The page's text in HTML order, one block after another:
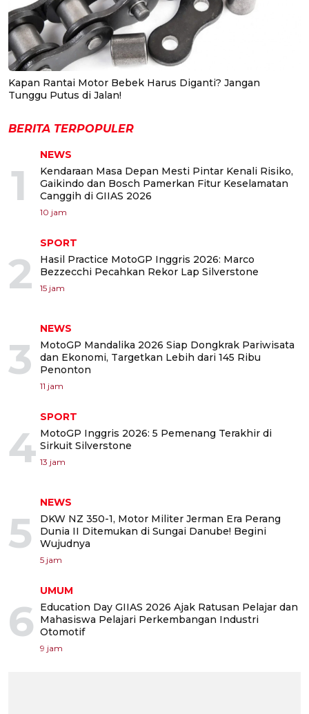
Kapan Rantai Motor Bebek Harus Diganti? Jangan
Tunggu Putus di Jalan!
BERITA TERPOPULER
1
NEWS
Kendaraan Masa Depan Mesti Pintar Kenali Risiko,
Gaikindo dan Bosch Pamerkan Fitur Keselamatan
Canggih di GIIAS 2026
10 jam
2
SPORT
Hasil Practice MotoGP Inggris 2026: Marco
Bezzecchi Pecahkan Rekor Lap Silverstone
15 jam
3
NEWS
MotoGP Mandalika 2026 Siap Dongkrak Pariwisata
dan Ekonomi, Targetkan Lebih dari 145 Ribu
Penonton
11 jam
4
SPORT
MotoGP Inggris 2026: 5 Pemenang Terakhir di
Sirkuit Silverstone
13 jam
5
NEWS
DKW NZ 350-1, Motor Militer Jerman Era Perang
Dunia II Ditemukan di Sungai Danube! Begini
Wujudnya
5 jam
6
UMUM
Education Day GIIAS 2026 Ajak Ratusan Pelajar dan
Mahasiswa Pelajari Perkembangan Industri
Otomotif
9 jam